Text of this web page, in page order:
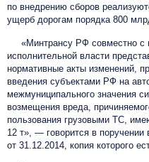
по внедрению сборов
ущерб дорогам порядка 800
«Минтрансу РФ совместно с
исполнительной власти
нормативные акты изменений,
введения субъектами РФ на
межмуниципального значения
возмещения вреда,
пользования грузовыми ТС,
12 т», — говорится в
от 31.12.2014, копия которого